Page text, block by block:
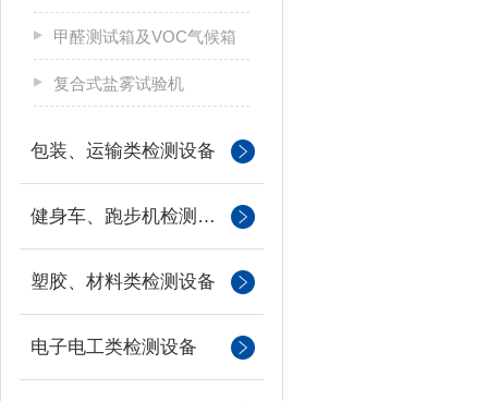
甲醛测试箱及VOC气候箱
复合式盐雾试验机
包装、运输类检测设备
健身车、跑步机检测设备
塑胶、材料类检测设备
电子电工类检测设备